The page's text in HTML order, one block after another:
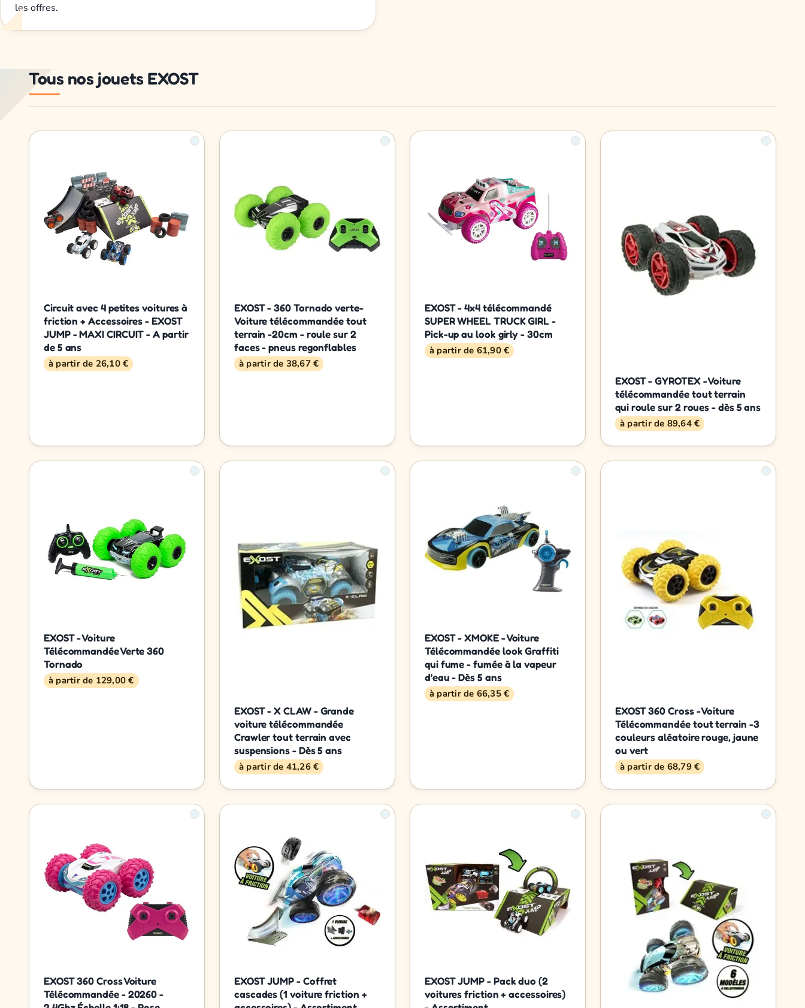
les offres.
Tous nos jouets EXOST
Circuit avec 4 petites voitures à
friction + Accessoires - EXOST
JUMP - MAXI CIRCUIT - A partir
de 5 ans
à partir de 26,10 €
EXOST - 360 Tornado verte-
Voiture télécommandée tout
terrain -20cm - roule sur 2
faces - pneus regonflables
à partir de 38,67 €
EXOST - 4x4 télécommandé
SUPER WHEEL TRUCK GIRL -
Pick-up au look girly - 30cm
à partir de 61,90 €
EXOST - GYROTEX - Voiture
télécommandée tout terrain
qui roule sur 2 roues - dès 5 ans
à partir de 89,64 €
EXOST - Voiture
Télécommandée Verte 360
Tornado
à partir de 129,00 €
EXOST - X CLAW - Grande
voiture télécommandée
Crawler tout terrain avec
suspensions - Dès 5 ans
à partir de 41,26 €
EXOST - XMOKE - Voiture
Télécommandée look Graffiti
qui fume - fumée à la vapeur
d'eau - Dès 5 ans
à partir de 66,35 €
EXOST 360 Cross - Voiture
Télécommandée tout terrain -3
couleurs aléatoire rouge, jaune
ou vert
à partir de 68,79 €
EXOST 360 Cross Voiture
Télécommandée - 20260 -
EXOST JUMP - Coffret
cascades (1 voiture friction +
EXOST JUMP - Pack duo (2
voitures friction + accessoires)